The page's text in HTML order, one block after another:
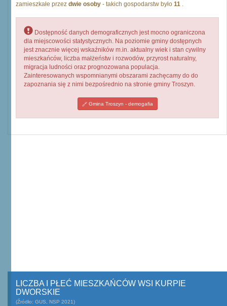
zamieszkałe przez dwie osoby - takich gospodarstw było 11 .
Dostępność danych demograficznych jest mocno ograniczona
dla miejscowości statystycznych. Na poziomie gminy dostępnych
jest znacznie więcej wskaźników m.in. aktualny wiek i stan cywilny
mieszkańców, liczba małżeństw i rozwodów, przyrost naturalny,
migracja ludności oraz prognozowana populacja.
Zainteresowanych wspomnianymi obszarami zachęcamy do do
zapoznania się z nimi bezpośrednio na stronie gminy Troszyn.
Gmina Troszyn - demogafia
LICZBA I PŁEĆ MIESZKAŃCÓW WSI KURPIE
DWORSKIE
(Źródło: GUS, NSP 2021)